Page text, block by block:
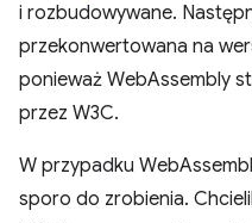
i rozbudowywane.
przekonwertowana na
ponieważ WebAssembly
przez W3C.
W przypadku
sporo do zrobienia.